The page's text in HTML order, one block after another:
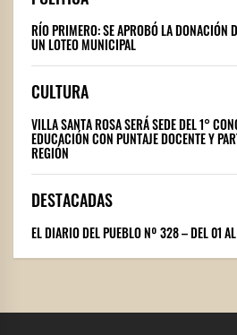
RÍO PRIMERO: SE APROBÓ LA DONACIÓN
UN LOTEO MUNICIPAL
CULTURA
VILLA SANTA ROSA SERÁ SEDE DEL 1°
EDUCACIÓN CON PUNTAJE DOCENTE Y
REGIÓN
DESTACADAS
EL DIARIO DEL PUEBLO Nº 328 – DEL 01